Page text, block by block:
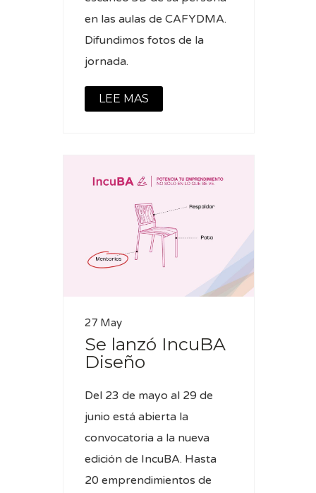
en las aulas de CAFYDMA.
Difundimos fotos de la
jornada.
LEE MAS
27 May
Se lanzó IncuBA
Diseño
Del 23 de mayo al 29 de
junio está abierta la
convocatoria a la nueva
edición de IncuBA. Hasta
20 emprendimientos de